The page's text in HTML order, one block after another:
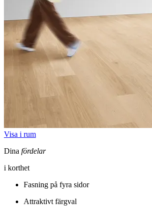
Visa i rum
Dina fördelar
i korthet
Fasning på fyra sidor
Attraktivt färgval